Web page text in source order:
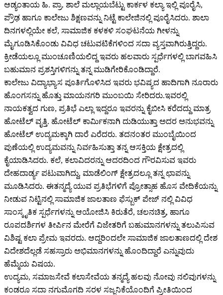
ಆಡ್ಯಂತಾಯ ಹಿ. ಪ್ರಾ. ಶಾಲೆ ಮಲ್ಲಾಯಬೆಟ್ಟು ಕಾರ್ಕಳ ಕಲ್ಯಾ ಇಲ್ಲಿ ಪೂರೈಸಿ,
ಪ್ರೌಢ ಹಾಗೂ ಕಾಲೇಜು ಶಿಕ್ಷಣವನ್ನು ನಿಟ್ಟೆ ಕಾಲೇಜಿನಲ್ಲಿ ಪೂರೈಸಿದರು. ಶಾಲಾ
ದಿನಗಳಲ್ಲಿಯೇ ಕಲೆ, ಸಾಮಾಜಿಕ ಕಳಕಳಿ ಸಂಘಟನೆಯ ಗೀಳನ್ನು
ಮೈಗೂಡಿಸಿಕೊಂಡು ವಿವಿಧ ಚಟುವಟಿಕೆಗಳಿಂದ ಸದಾ ವ್ಯಸ್ತವಾಗಿರುತ್ತಿದ್ದರು.
ಕ್ರೀಡೆಯಲ್ಲೂ ಮುಂಚೂಣಿಯಲಿದ್ದ ಇವರು ಹಲವಾರು ಸ್ಪರ್ಧೆಗಳಲ್ಲಿ ಬಾಗವಹಿಸಿ
ಬಹುಮಾನ ಪ್ರಶಸ್ತಿಗಳಿಗನ್ನು ತನ್ನ ಮುಡಿಗೇರಿಕೊಂಡಿದ್ದಾರೆ.
ಕಾಲೇಜು ವಿದ್ಯಾಭ್ಯಾಸ ಪೂರ್ತಿಗೊಳಿಸಿದ ಇವರು ಭವಿಷ್ಯದ ಹಾದಿಗಾಗಿ ನೂರಾರು
ಹೊಂಗಸನ್ನು ಹೊತ್ತು ಮಾಯನಗರಿ ಮುಂಬಯಿ ಸೇರಿದರು.ಇವರಲ್ಲಿ
ನಾಯಕತ್ವದ ಗುಣ, ಪ್ರತಿಭೆ ಎಲ್ಲಾ ಇದ್ದರೂ ಇವರನ್ನು ಕೈಬೀಸಿ ಕರೆದದ್ದು ಮಾತ್ರ
ಹೋಟೆಲ್ ವೃತ್ತಿ. ಹೋಟೆಲ್ ಕಾರ್ಮಿಕನಾಗಿ ದುಡಿಯುತ್ತಾ ಅದರ ಅನುಭವನ್ನು
ಹೋಟೆಲ್ ಉದ್ಯಮಕ್ಕಾಗಿ ದಾರೆ ಎರೆದರು. ತದನಂತರ ಮುಂಬೈಯಿಂದ
ಪುಣೆಯಲ್ಲಿ ಉದ್ಯಮವನ್ನು ನಿರ್ವಹಿಸುತ್ತಾ ತನ್ನ ಆಸಕ್ತಿಯ ಕ್ಷೇತ್ರದಲ್ಲಿ
ಕೈಯಾಡಿಸಿದರು. ಕಲೆ, ಕಲಾವಿದರನ್ನು ಆದರದಿಂದ ಗೌರವಿಸುವ ಇವರು
ದೇಹದಾರ್ಡ್ಯ ಪಟುವಾಗಿದ್ದು, ಮಾಡೆಲಿಂಗ್ ಕ್ಷೇತ್ರದಲ್ಲೂ ತನ್ನ ಛಾಪನ್ನು
ಮೂಡಿಸಿದರು. ಈತನ್ಮದ್ಯೆ ಯುವ ಪ್ರತಿಭೆಗಳಿಗೆ ಪ್ರೋತ್ಸಾಹ ಹೊಸ ವೇದಿಕೆಯನ್ನು
ನೀಡುವ ನಿಟ್ಟಿನಲ್ಲಿ ಸಾಮಾಜಿಕ ಜಾಲತಾಣ ಫೆಸ್ಬುಕ್ ಪೇಜ್ ನಲ್ಲಿ ವಿವಿಧ
ಸಾಂಸ್ಕೃತಿಕ ಸ್ಪರ್ಧೆಗಳನ್ನು ಆಯೋಜಿಸಿ ಕಿರುತೆರೆ, ಚಲನಚಿತ್ರ, ಹಾಗೂ
ರೂಪದರ್ಶಿಗಳ ತೀರ್ಪಿನ ಮೇರೆಗೆ ವಿಜೇತರಿಗೆ ಬಹುಮಾನಗಳನ್ನು ತಲುಪಿಸುವ
ವಿಶಿಷ್ಟ ಕಲಾ ಪ್ರೇಮ ಇವರದು. ಆದ್ದರಿಂದಲೇ ಸಾಮಾಜಿಕ ಜಾಲತಾಣದಲ್ಲಿ ದೇಶ
ವಿದೇಶದೆಲ್ಲಡೆ ಸಹಸ್ರಾರು ಅಭಿಮಾನಗಳನ್ನು ಹೊಂದಿದ್ದಾರೆ ಎನ್ನುವುದು
ಹೆಮ್ಮೆಯ ವಿಷಯ.
ಉದ್ಯಮ, ಸಮಾಜಸೇವೆ ಕಲಾಸೇವೆಯ ತನ್ಮದ್ಯೆ ಹಲವು ನೋವು ನಲಿವುಗಳನ್ನು
ಕಂಡರೂ ಸದಾ ನಗುಮೊಗದಿ ಸರಳ ಸಜ್ಜನಿಕೆಯೊಂದಿಗೆ ಪ್ರೀತಿಯಿಂದ